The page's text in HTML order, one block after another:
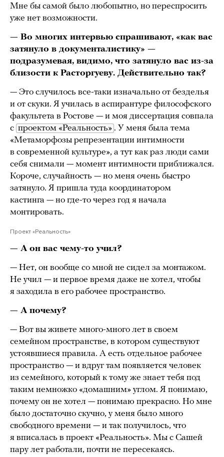
Мне бы самой было любопытно, но переспросить
уже нет возможности.
— Во многих интервью спрашивают, «как вас
затянуло в документалистику» —
подразумевая, видимо, что затянуло вас из-за
близости к Расторгуеву. Действительно так?
— Это случилось все-таки изначально от безделья
и от скуки. Я училась в аспирантуре философского
факультета в Ростове — и моя диссертация совпала
с проектом «Реальность» . У меня была тема
«Метаморфозы репрезентации интимности
в современной культуре», а тут как раз люди сами
себя снимали — момент интимности приближался.
Короче, случайность — но меня очень быстро
затянуло. Я пришла туда координатором
кастинга — но где-то через год я начала
монтировать.
Проект «Реальность»
— А он вас чему-то учил?
— Нет, он вообще со мной не сидел за монтажом.
Не учил — и первое время даже не хотел, чтобы
я заходила в его рабочее пространство.
— А почему?
— Вот вы живете много-много лет в своем
семейном пространстве, в котором существуют
устоявшиеся правила. А есть отдельное рабочее
пространство — и вдруг там появляется человек
из семейного, который к тому же знает тебя под
таким немножко «домашним» углом. Я понимаю,
почему он не хотел — понимаю прекрасно. Но мне
было достаточно скучно, у меня было много
свободного времени — и так получилось, что
я вписалась в проект «Реальность». Мы с Сашей
пару лет работали, почти не пересекаясь.